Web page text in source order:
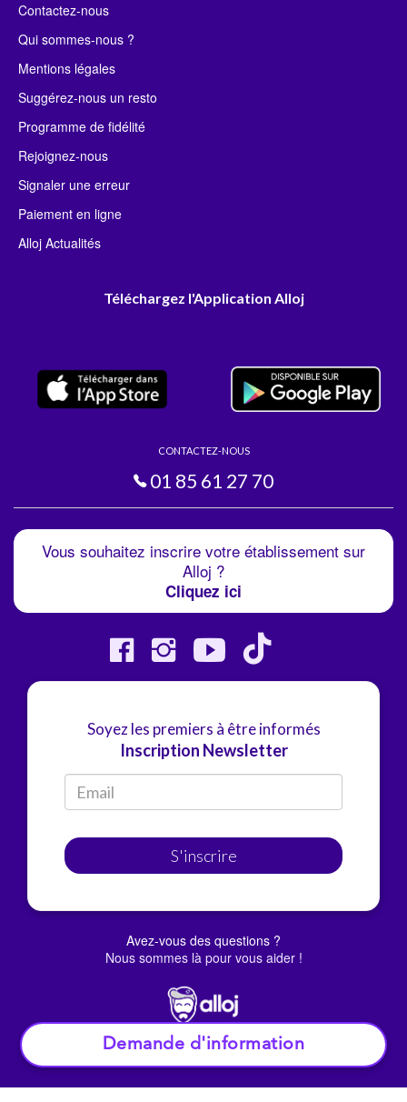
Demande d'information
Contactez-nous
Qui sommes-nous ?
Mentions légales
Suggérez-nous un resto
Programme de fidélité
Rejoignez-nous
Signaler une erreur
Paiement en ligne
Alloj Actualités
Téléchargez l'Application Alloj
CONTACTEZ-NOUS
01 85 61 27 70
Vous souhaitez inscrire votre établissement sur
Alloj ?
Cliquez ici
Soyez les premiers à être informés
Inscription Newsletter
S'inscrire
Avez-vous des questions ?
Nous sommes là pour vous aider !
© Alloj.2022 Tous droits réservés